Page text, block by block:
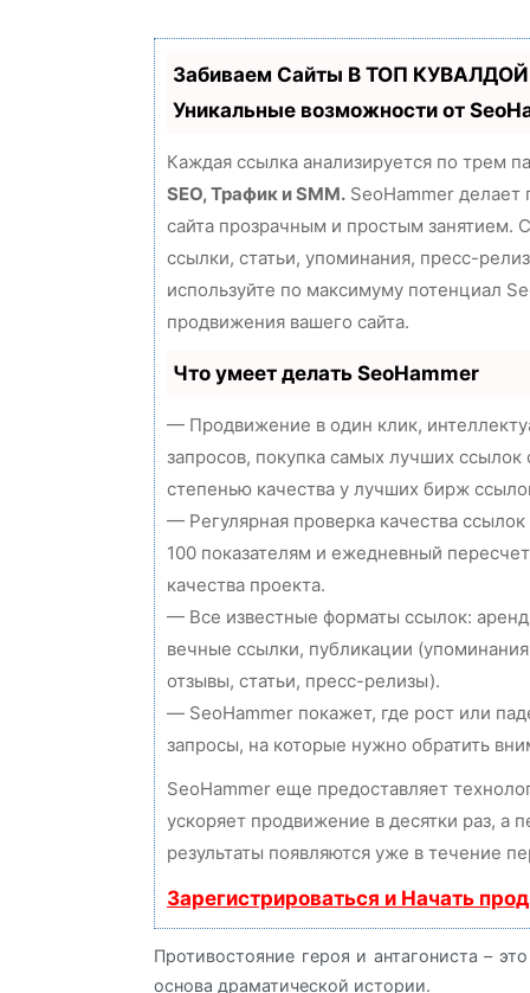
Забиваем Сайты В ТОП
Уникальные возможности от
Каждая ссылка анализируется по трем
SEO, Трафик и SMM. SeoHammer
сайта прозрачным и простым занятием.
ссылки, статьи, упоминания, пресс-
используйте по максимуму потенциал
продвижения вашего сайта.
Что умеет делать SeoHammer
— Продвижение в один клик,
запросов, покупка самых лучших ссылок
степенью качества у лучших бирж
— Регулярная проверка качества
100 показателям и ежедневный
качества проекта.
— Все известные форматы ссылок:
вечные ссылки, публикации
отзывы, статьи, пресс-релизы).
— SeoHammer покажет, где рост или
запросы, на которые нужно обратить
SeoHammer еще предоставляет
ускоряет продвижение в десятки раз, а
результаты появляются уже в течение
Зарегистрироваться и Начать
Противостояние героя и антагониста –
основа драматической истории.